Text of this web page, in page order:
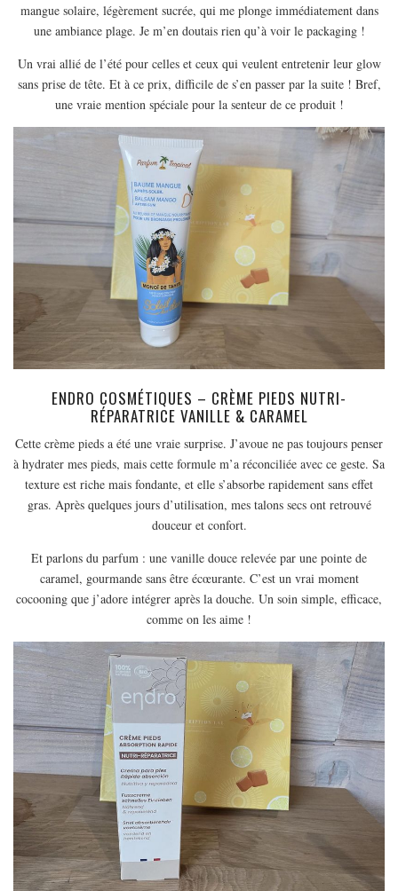
mangue solaire, légèrement sucrée, qui me plonge immédiatement dans
une ambiance plage. Je m’en doutais rien qu’à voir le packaging !
Un vrai allié de l’été pour celles et ceux qui veulent entretenir leur glow
sans prise de tête. Et à ce prix, difficile de s’en passer par la suite ! Bref,
une vraie mention spéciale pour la senteur de ce produit !
ENDRO COSMÉTIQUES – CRÈME PIEDS NUTRI-
RÉPARATRICE VANILLE & CARAMEL
Cette crème pieds a été une vraie surprise. J’avoue ne pas toujours penser
à hydrater mes pieds, mais cette formule m’a réconciliée avec ce geste. Sa
texture est riche mais fondante, et elle s’absorbe rapidement sans effet
gras. Après quelques jours d’utilisation, mes talons secs ont retrouvé
douceur et confort.
Et parlons du parfum : une vanille douce relevée par une pointe de
caramel, gourmande sans être écœurante. C’est un vrai moment
cocooning que j’adore intégrer après la douche. Un soin simple, efficace,
comme on les aime !